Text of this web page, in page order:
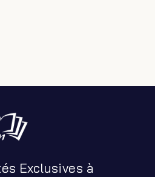
Exclusives à